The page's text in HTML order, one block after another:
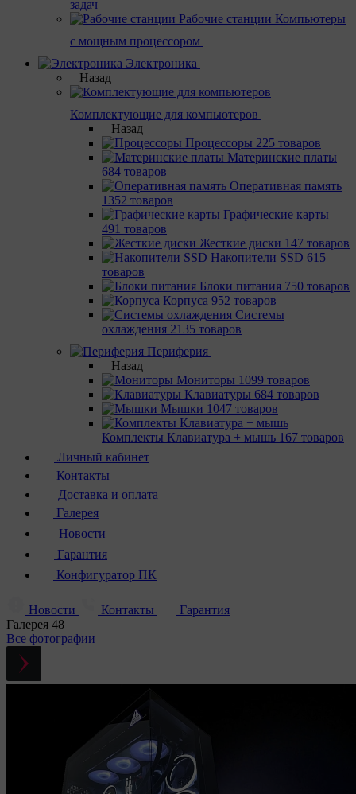
задач
Рабочие станции Компьютеры
с мощным процессором
Электроника
Назад
Комплектующие для компьютеров
Назад
Процессоры 225 товаров
Материнcкие платы
684 товаров
Оперативная память
1352 товаров
Графические карты
491 товаров
Жесткие диски 147 товаров
Накопители SSD 615
товаров
Блоки питания 750 товаров
Корпуса 952 товаров
Системы
охлаждения 2135 товаров
Периферия
Назад
Мониторы 1099 товаров
Клавиатуры 684 товаров
Мышки 1047 товаров
Комплекты Клавиатура + мышь 167 товаров
Личный кабинет
Контакты
Доставка и оплата
Галерея
Новости
Гарантия
Конфигуратор ПК
Новости Контакты
Гарантия
Галерея 48
Все фотографии